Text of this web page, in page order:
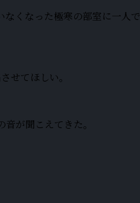
くなった極寒の部室に一人
せてほしい。
が聞こえてきた。